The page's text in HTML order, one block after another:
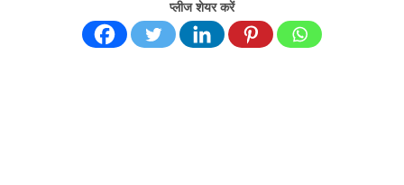
प्लीज शेयर करें